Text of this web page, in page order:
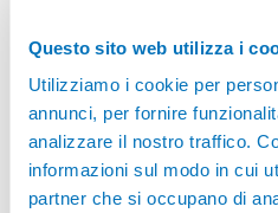
Questo sito web utilizza i
Utilizziamo i cookie per
annunci, per fornire
analizzare il nostro traffico.
informazioni sul modo in cui
partner che si occupano di
unresponsabile della logistica è
Le responsabilità e le attività del
dall’organizzazione delle
stoccaggio, per l’ottimizzazione
all’organizzazione e gestione dei